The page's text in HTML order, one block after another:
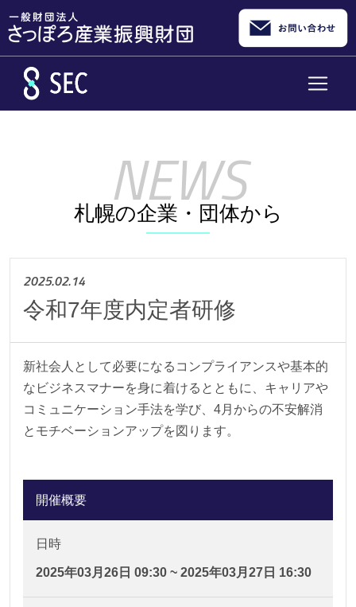
札幌の企業・団体から
2025.02.14
令和7年度内定者研修
新社会人として必要になるコンプライアンスや基本的
なビジネスマナーを身に着けるとともに、キャリアや
コミュニケーション手法を学び、4月からの不安解消
とモチベーションアップを図ります。
開催概要
日時
2025年03月26日 09:30 ~ 2025年03月27日 16:30